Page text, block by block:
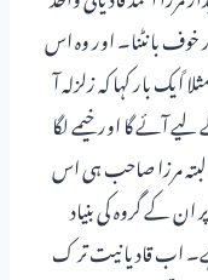
خوف بانٹنا۔ اور وہ اس
بار کہا کہ زلزلہ آ
آئے گا اور خیمے لگا
البتہ مرزا صاحب ہی اس
کے گروہ کی بنیاد
اب قادیانیت تر ک